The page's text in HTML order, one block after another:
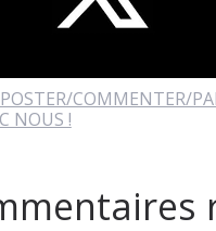
COMMENTER/
NOUS !